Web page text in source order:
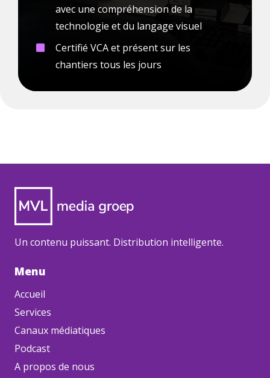
avec une compréhension de la
technologie et du langage visuel
Certifié VCA et présent sur les
chantiers tous les jours
Un contenu puissant. Distribution intelligente.
Menu
Accueil
Services
Canaux médiatiques
Podcast
A propos de nous